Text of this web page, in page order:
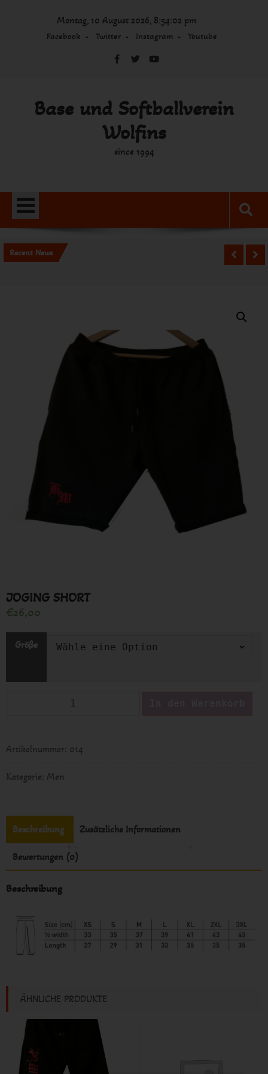
Montag, 10 August 2026, 8:54:02 pm
Facebook Twitter Instagram Youtube
Base und Softballverein
Wolfins
since 1994
Recent News
JOGING SHORT
€26,00
Größe
Artikelnummer: 014
Kategorie: Men
Beschreibung Zusätzliche Informationen
Bewertungen (0)
Beschreibung
ÄHNLICHE PRODUKTE